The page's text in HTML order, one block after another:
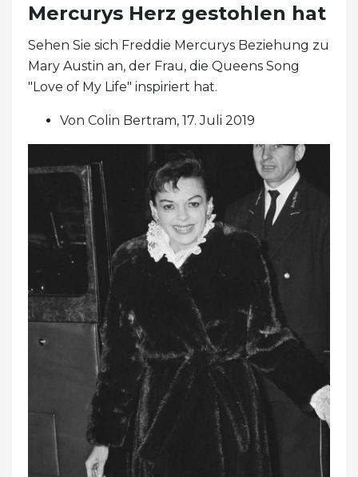
Mercurys Herz gestohlen hat
Sehen Sie sich Freddie Mercurys Beziehung zu
Mary Austin an, der Frau, die Queens Song
"Love of My Life" inspiriert hat.
Von Colin Bertram, 17. Juli 2019